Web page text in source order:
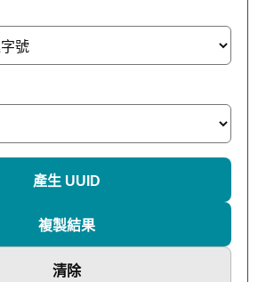
產生 UUID
複製結果
清除